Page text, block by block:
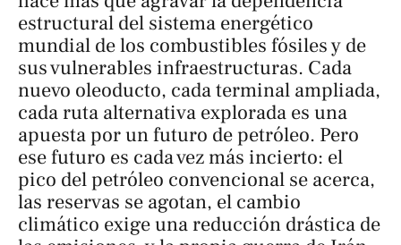
estructural del sistema energético
mundial de los combustibles fósiles y de
sus vulnerables infraestructuras. Cada
nuevo oleoducto, cada terminal ampliada,
cada ruta alternativa explorada es una
apuesta por un futuro de petróleo. Pero
ese futuro es cada vez más incierto: el
pico del petróleo convencional se acerca,
las reservas se agotan, el cambio
climático exige una reducción drástica de